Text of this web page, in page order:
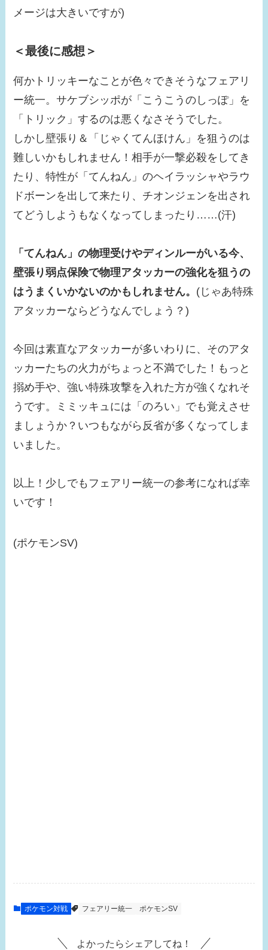
メージは大きいですが)
＜最後に感想＞
何かトリッキーなことが色々できそうなフェアリ
ー統一。サケブシッポが「こうこうのしっぽ」を
「トリック」するのは悪くなさそうでした。
しかし壁張り＆「じゃくてんほけん」を狙うのは
難しいかもしれません！相手が一撃必殺をしてき
たり、特性が「てんねん」のヘイラッシャやラウ
ドボーンを出して来たり、チオンジェンを出され
てどうしようもなくなってしまったり……(汗)
「てんねん」の物理受けやディンルーがいる今、
壁張り弱点保険で物理アタッカーの強化を狙うの
はうまくいかないのかもしれません。 (じゃあ特殊
アタッカーならどうなんでしょう？)
今回は素直なアタッカーが多いわりに、そのアタ
ッカーたちの火力がちょっと不満でした！もっと
搦め手や、強い特殊攻撃を入れた方が強くなれそ
うです。ミミッキュには「のろい」でも覚えさせ
ましょうか？いつもながら反省が多くなってしま
いました。
以上！少しでもフェアリー統一の参考になれば幸
いです！
(ポケモンSV)
ポケモン対戦 フェアリー統一 ポケモンSV
よかったらシェアしてね！